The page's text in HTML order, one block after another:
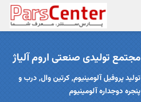
مجتمع تولیدی صنعتی اروم آلیاژ
تولید پروفیل آلومینیوم, کرتین وال, درب و
پنجره دوجداره آلومینیوم